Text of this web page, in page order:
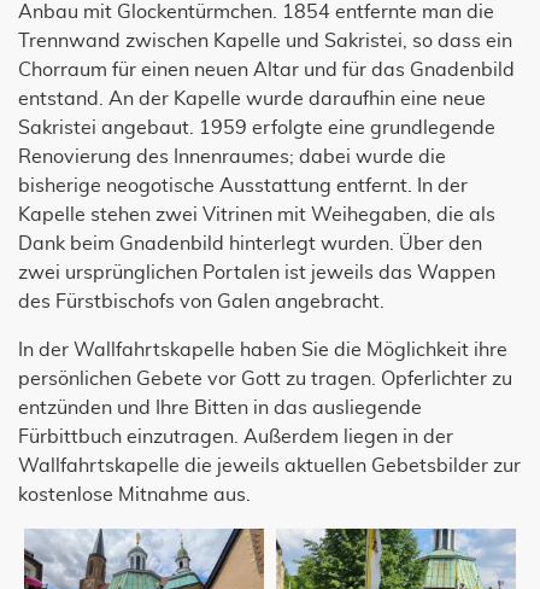
Anbau mit Glockentürmchen. 1854 entfernte man die
Trennwand zwischen Kapelle und Sakristei, so dass ein
Chorraum für einen neuen Altar und für das Gnadenbild
entstand. An der Kapelle wurde daraufhin eine neue
Sakristei angebaut. 1959 erfolgte eine grundlegende
Renovierung des Innenraumes; dabei wurde die
bisherige neogotische Ausstattung entfernt. In der
Kapelle stehen zwei Vitrinen mit Weihegaben, die als
Dank beim Gnadenbild hinterlegt wurden. Über den
zwei ursprünglichen Portalen ist jeweils das Wappen
des Fürstbischofs von Galen angebracht.
In der Wallfahrtskapelle haben Sie die Möglichkeit ihre
persönlichen Gebete vor Gott zu tragen. Opferlichter zu
entzünden und Ihre Bitten in das ausliegende
Fürbittbuch einzutragen. Außerdem liegen in der
Wallfahrtskapelle die jeweils aktuellen Gebetsbilder zur
kostenlose Mitnahme aus.